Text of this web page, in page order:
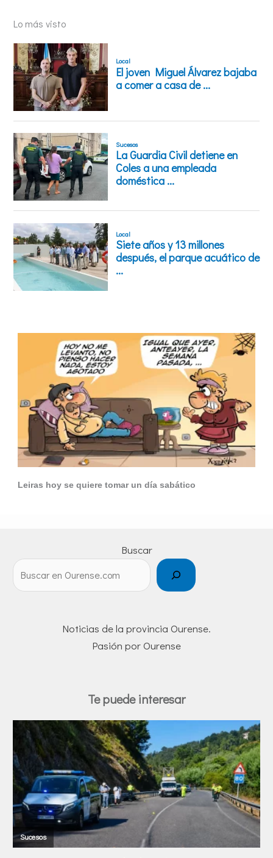
Lo más visto
Leiras hoy se quiere tomar un día sabático
Buscar
Noticias de la provincia Ourense.
Pasión por Ourense
Te puede interesar